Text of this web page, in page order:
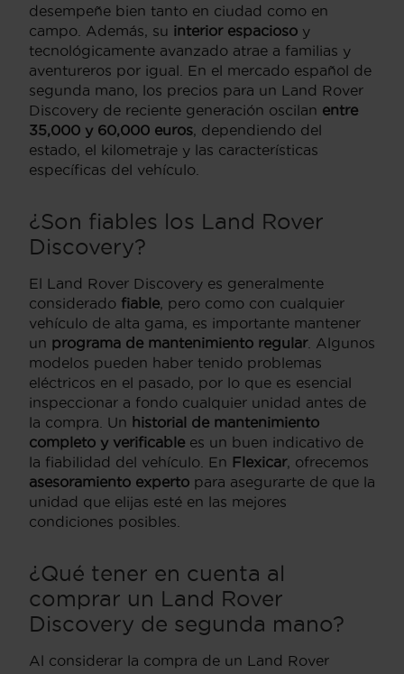
desempeñe bien tanto en ciudad como en
campo. Además, su interior espacioso y
tecnológicamente avanzado atrae a familias y
aventureros por igual. En el mercado español de
segunda mano, los precios para un Land Rover
Discovery de reciente generación oscilan entre
35,000 y 60,000 euros, dependiendo del
estado, el kilometraje y las características
específicas del vehículo.
¿Son fiables los Land Rover
Discovery?
El Land Rover Discovery es generalmente
considerado fiable, pero como con cualquier
vehículo de alta gama, es importante mantener
un programa de mantenimiento regular. Algunos
modelos pueden haber tenido problemas
eléctricos en el pasado, por lo que es esencial
inspeccionar a fondo cualquier unidad antes de
la compra. Un historial de mantenimiento
completo y verificable es un buen indicativo de
la fiabilidad del vehículo. En Flexicar, ofrecemos
asesoramiento experto para asegurarte de que la
unidad que elijas esté en las mejores
condiciones posibles.
¿Qué tener en cuenta al
comprar un Land Rover
Discovery de segunda mano?
Al considerar la compra de un Land Rover